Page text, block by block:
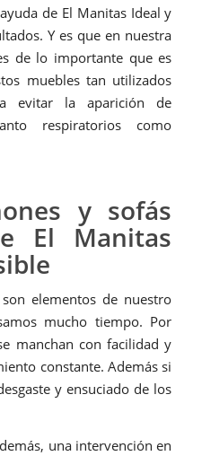
de El Manitas Ideal y
Y es que en nuestra
de lo importante que es
muebles tan utilizados
evitar la aparición de
respiratorios como
y sofás
El Manitas
elementos de nuestro
mucho tiempo. Por
manchan con facilidad y
constante. Además si
y ensuciado de los
una intervención en